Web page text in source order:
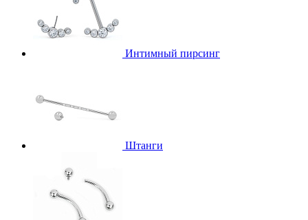
Интимный пирсинг
Штанги